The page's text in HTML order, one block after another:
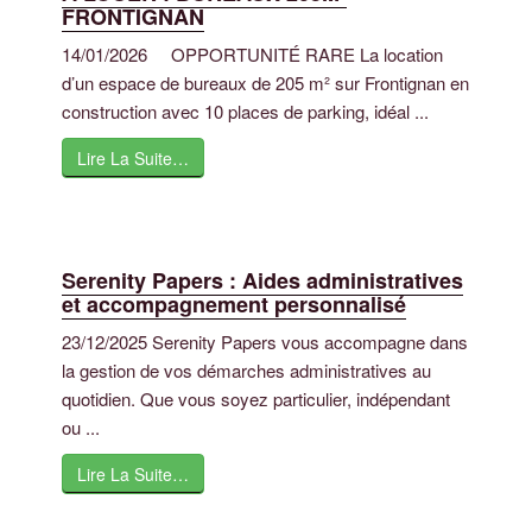
FRONTIGNAN
14/01/2026 OPPORTUNITÉ RARE La location
d’un espace de bureaux de 205 m² sur Frontignan en
construction avec 10 places de parking, idéal ...
Lire La Suite…
Serenity Papers : Aides administratives
et accompagnement personnalisé
23/12/2025 Serenity Papers vous accompagne dans
la gestion de vos démarches administratives au
quotidien. Que vous soyez particulier, indépendant
ou ...
Lire La Suite…